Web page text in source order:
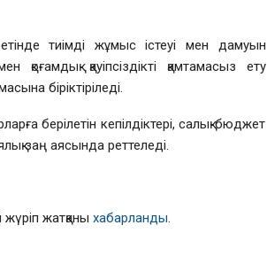
тиімді жұмыс істеуі мен дамуын
қауіпсіздікті қамтамасыз ету
біріктіріледі.
берілетін кепілдіктері, салық-бюджет
заң аясында реттеледі.
жатқаны хабарланды.